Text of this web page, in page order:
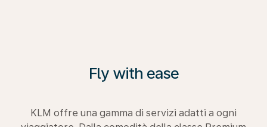
Fly with ease
KLM offre una gamma di servizi adatti a ogni